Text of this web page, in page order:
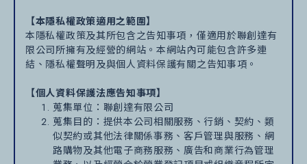
【本隱私權政策適用之範圍】
本隱私權政策及其所包含之告知事項，僅適用於聯創達有
限公司所擁有及經營的網站。本網站內可能包含許多連
結、隱私權聲明及與個人資料保護有關之告知事項。
【個人資料保護法應告知事項】
蒐集單位：聯創達有限公司
蒐集目的：提供本公司相關服務、行銷、契約、類
似契約或其他法律關係事務、客戶管理與服務、網
路購物及其他電子商務服務、廣告和商業行為管理